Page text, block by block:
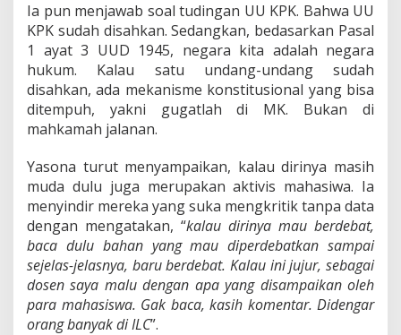
a
d
i
H
a
d
a
n
n
y
a
Ia pun menjawab soal tudingan UU KPK. Bahwa UU
KPK sudah disahkan. Sedangkan, bedasarkan Pasal
1 ayat 3 UUD 1945, negara kita adalah negara
hukum. Kalau satu undang-undang sudah
disahkan, ada mekanisme konstitusional yang bisa
ditempuh, yakni gugatlah di MK. Bukan di
mahkamah jalanan.
Yasona turut menyampaikan, kalau dirinya masih
muda dulu juga merupakan aktivis mahasiwa. Ia
menyindir mereka yang suka mengkritik tanpa data
dengan mengatakan, “kalau dirinya mau berdebat,
baca dulu bahan yang mau diperdebatkan sampai
sejelas-jelasnya, baru berdebat. Kalau ini jujur, sebagai
dosen saya malu dengan apa yang disampaikan oleh
para mahasiswa. Gak baca, kasih komentar. Didengar
orang banyak di ILC”.